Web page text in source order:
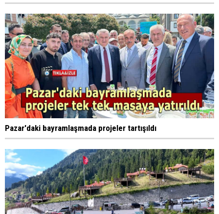
Pazar'daki bayramlaşmada projeler tartışıldı